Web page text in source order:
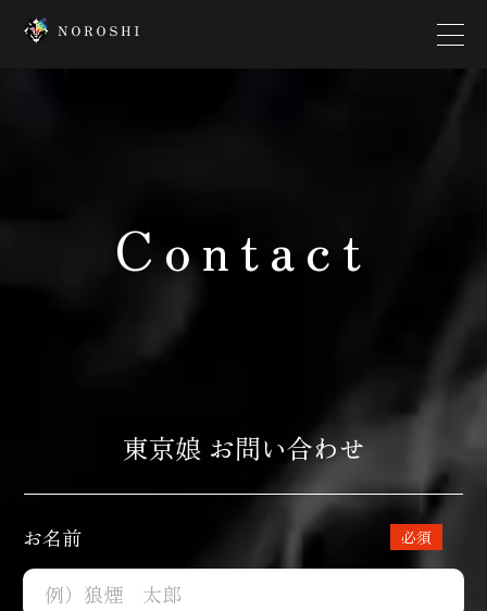
Interview
Contact
Platform
Contact
東京娘 お問い合わせ
お名前